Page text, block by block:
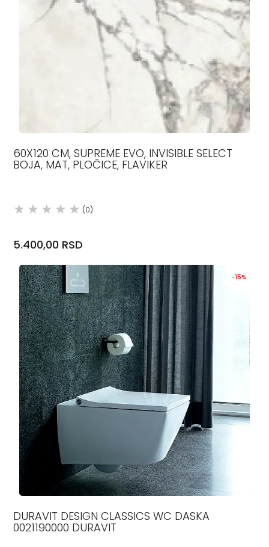
60X120 CM, SUPREME EVO, INVISIBLE SELECT
BOJA, MAT, PLOČICE, FLAVIKER
(0)
5.400,00 RSD
-15%
DURAVIT DESIGN CLASSICS WC DASKA
0021190000 DURAVIT